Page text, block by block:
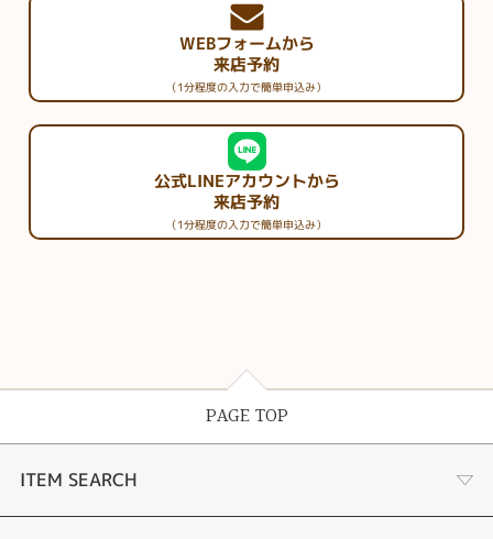
WEBフォームから
来店予約
（1分程度の入力で簡単申込み）
公式LINEアカウントから
来店予約
（1分程度の入力で簡単申込み）
PAGE TOP
ITEM SEARCH